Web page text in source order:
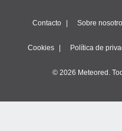
Contacto Sobre
Cookies Política de
© 2026 Meteored.